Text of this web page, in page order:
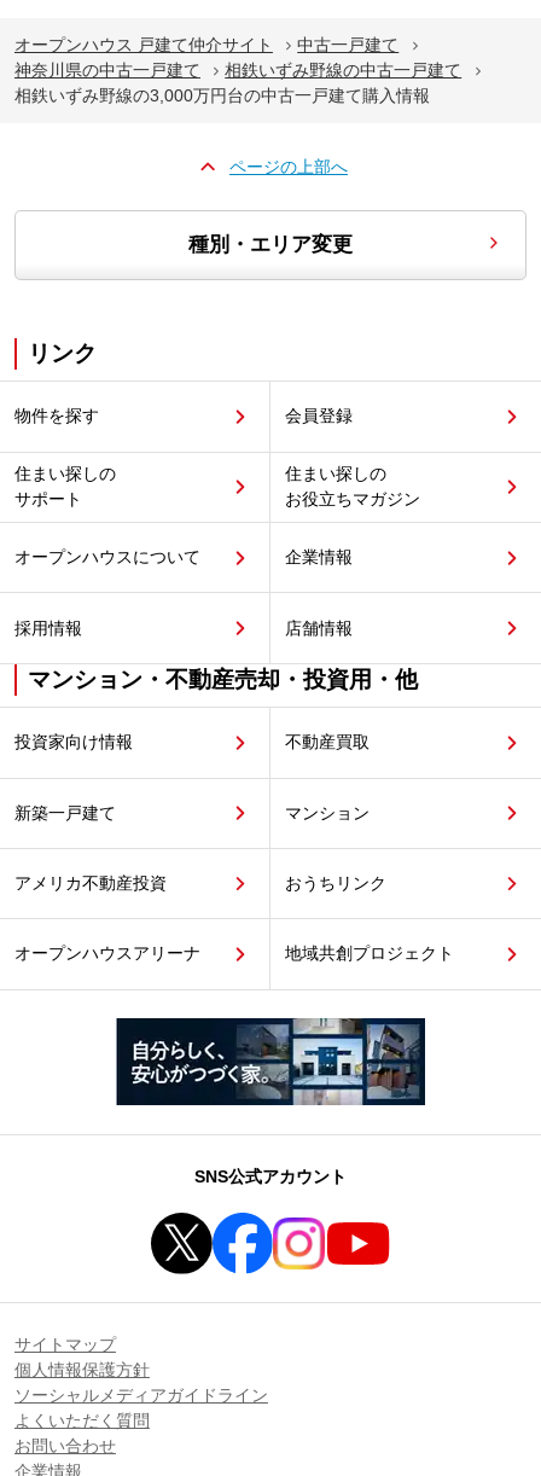
オープンハウス 戸建て仲介サイト
中古一戸建て
神奈川県の中古一戸建て
相鉄いずみ野線の中古一戸建て
相鉄いずみ野線の3,000万円台の中古一戸建て購入情報
ページの上部へ
種別・エリア変更
リンク
物件を探す 会員登録
住まい探しの
サポート
住まい探しの
お役立ちマガジン
オープンハウスについて 企業情報
採用情報 店舗情報
マンション・不動産売却・投資用・他
投資家向け情報 不動産買取
新築一戸建て マンション
アメリカ不動産投資 おうちリンク
オープンハウスアリーナ 地域共創プロジェクト
SNS公式アカウント
サイトマップ
個人情報保護方針
ソーシャルメディアガイドライン
よくいただく質問
お問い合わせ
企業情報